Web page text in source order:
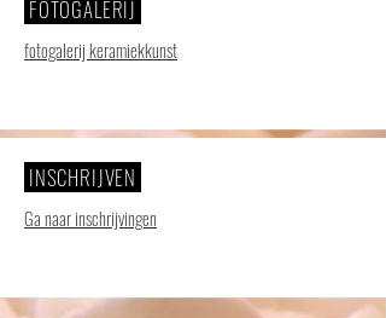
FOTOGALERIJ
fotogalerij keramiekkunst
INSCHRIJVEN
Ga naar inschrijvingen